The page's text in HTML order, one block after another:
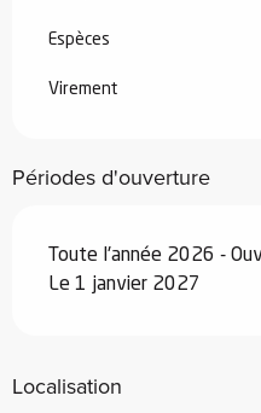
Espèces
Virement
Périodes d'ouverture
Toute l'année 2026 -
Le 1 janvier 2027
Localisation